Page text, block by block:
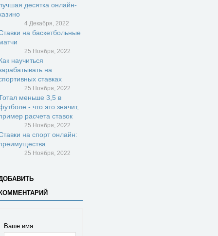
десятка онлайн-
4 Декабря, 2022
на баскетбольные
25 Ноября, 2022
научиться
на
ставках
25 Ноября, 2022
меньше 3,5 в
- что это значит,
расчета ставок
25 Ноября, 2022
на спорт онлайн:
25 Ноября, 2022
Ваше имя